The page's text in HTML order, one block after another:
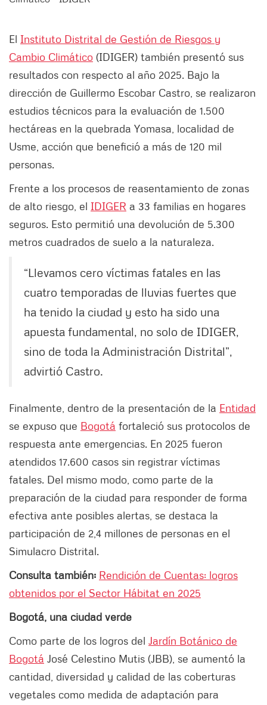
El Instituto Distrital de Gestión de Riesgos y
Cambio Climático (IDIGER) también presentó sus
resultados con respecto al año 2025. Bajo la
dirección de Guillermo Escobar Castro, se realizaron
estudios técnicos para la evaluación de 1.500
hectáreas en la quebrada Yomasa, localidad de
Usme, acción que benefició a más de 120 mil
personas.
Frente a los procesos de reasentamiento de zonas
de alto riesgo, el IDIGER a 33 familias en hogares
seguros. Esto permitió una devolución de 5.300
metros cuadrados de suelo a la naturaleza.
“Llevamos cero víctimas fatales en las
cuatro temporadas de lluvias fuertes que
ha tenido la ciudad y esto ha sido una
apuesta fundamental, no solo de IDIGER,
sino de toda la Administración Distrital”,
advirtió Castro.
Finalmente, dentro de la presentación de la Entidad
se expuso que Bogotá fortaleció sus protocolos de
respuesta ante emergencias. En 2025 fueron
atendidos 17.600 casos sin registrar víctimas
fatales. Del mismo modo, como parte de la
preparación de la ciudad para responder de forma
efectiva ante posibles alertas, se destaca la
participación de 2,4 millones de personas en el
Simulacro Distrital.
Consulta también: Rendición de Cuentas: logros
obtenidos por el Sector Hábitat en 2025
Bogotá, una ciudad verde
Como parte de los logros del Jardín Botánico de
Bogotá José Celestino Mutis (JBB), se aumentó la
cantidad, diversidad y calidad de las coberturas
vegetales como medida de adaptación para